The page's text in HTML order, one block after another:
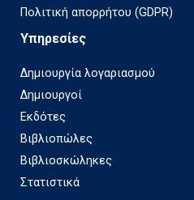
Πολιτική απορρήτου (GDPR)
Υπηρεσίες
Δημιουργία λογαριασμού
Δημιουργοί
Εκδότες
Βιβλιοπώλες
Βιβλιοσκώληκες
Στατιστικά